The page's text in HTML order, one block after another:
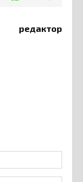
редактор